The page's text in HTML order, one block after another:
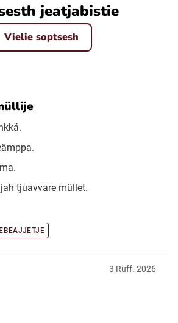
jeatjabistie
Vielie soptsesh
tjuavvare müllet.
3 Ruff. 2026